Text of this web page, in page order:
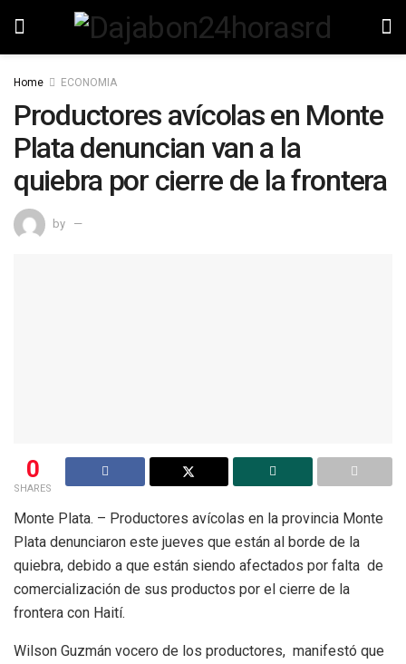
Home ECONOMIA
Productores avícolas en Monte
Plata denuncian van a la
quiebra por cierre de la frontera
by
0
SHARES
Monte Plata. – Productores avícolas en la provincia Monte
Plata denunciaron este jueves que están al borde de la
quiebra, debido a que están siendo afectados por falta de
comercialización de sus productos por el cierre de la
frontera con Haití.
Wilson Guzmán vocero de los productores, manifestó que